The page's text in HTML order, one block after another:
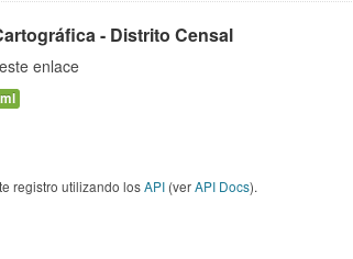
- Distrito Censal
enlace
registro utilizando losAPI (verAPI Docs).